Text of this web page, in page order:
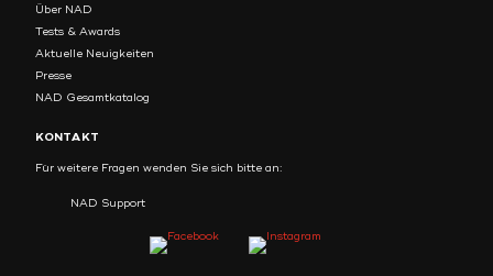
Über NAD
Tests & Awards
Aktuelle Neuigkeiten
Presse
NAD Gesamtkatalog
KONTAKT
Für weitere Fragen wenden Sie sich bitte an:
NAD Support